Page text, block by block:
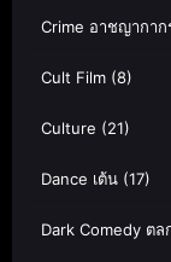
Crime อาชญากาก
Cult Film (8)
Culture (21)
Dance เต้น (17)
Dark Comedy ตล